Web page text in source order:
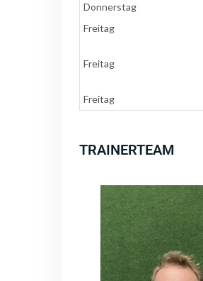
Donnerstag
Freitag
Freitag
Freitag
TRAINERTEAM